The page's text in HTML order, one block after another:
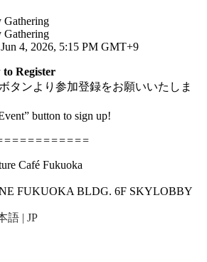
provide an overview of the event,
share our mission, and the
with others. As it will be held weekly, we
in the event to join us at least once.
Gathering
Gathering
4, 2026, 5:15 PM GMT+9
Register
ボタンより参加登録をお願いいたしま
button to sign up!
Café Fukuoka
FUKUOKA BLDG. 6F SKYLOBBY
語 | JP